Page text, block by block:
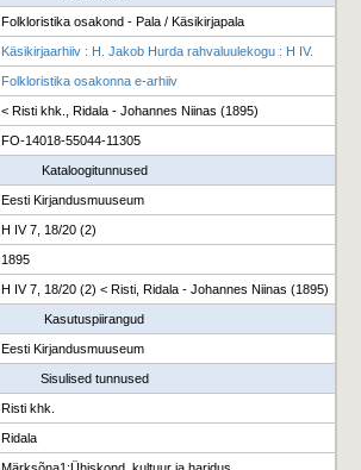
Folkloristika osakond - Pala / Käsikirjapala
Käsikirjaarhiiv : H. Jakob Hurda rahvaluulekogu : H IV.
Folkloristika osakonna e-arhiiv
< Risti khk., Ridala - Johannes Niinas (1895)
FO-14018-55044-11305
Kataloogitunnused
Eesti Kirjandusmuuseum
H IV 7, 18/20 (2)
1895
H IV 7, 18/20 (2) < Risti, Ridala - Johannes Niinas (1895)
Kasutuspiirangud
Eesti Kirjandusmuuseum
Sisulised tunnused
Risti khk.
Ridala